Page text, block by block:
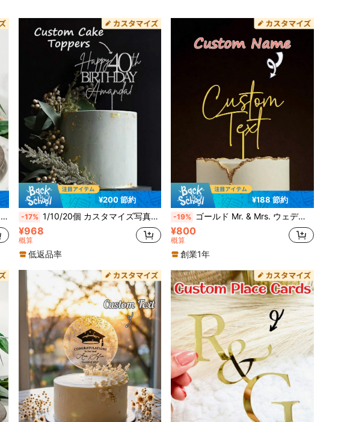
¥200 節約
-17% 1/10/20個 カスタマイズ写真入り パーソナライズ国旗パーティーマスク 面白いフェイスメガネ ワールドカップ/ユーロカップ観戦パーティー 誕生日 バチェロレットパーティー用
¥968
概算
低返品率
¥188 節約
-19% ゴールド Mr. & Mrs. ウェディングケーキトッパー - カスタマイズ可能なラスティックアクリルレーザーカット カスタムネーム、ウェディング記念日デコレーション、3Dエフェクトケーキデコ
¥800
概算
創業1年